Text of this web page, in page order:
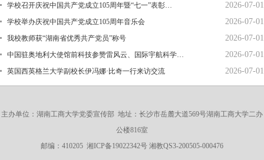
2026-07-01
学校召开庆祝中国共产党成立105周年暨“七一”表彰…
2026-07-01
学校举办庆祝中国共产党成立105周年音乐会
2026-07-01
我校教师获“湖南省优秀共产党员”称号
2026-07-01
中国驻奥地利大使馆前科技参赞雷风云、国际宇航科学…
2026-07-01
英国西英格兰大学副校长伊冯娜·比奇一行来访交流
主办单位：湖南工商大学党委宣传部 地址：长沙市岳麓大道569号湖南工商大学二办
公楼816室
邮编：410205 湘ICP备19022342号 湘教QS3-200505-000476